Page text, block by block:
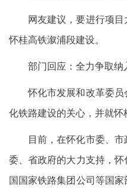
网友建议，要进行项
怀桂高铁溆浦段建设。
部门回应：全力争取纳
怀化市发展和改革委
化铁路建设的关心，并就怀
目前，在怀化市委、
委、省政府的大力支持，
国国家铁路集团公司等国